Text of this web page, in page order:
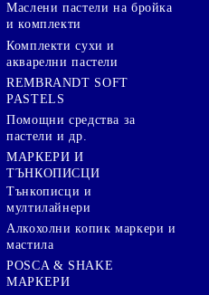
Маслени пастели на бройка
и комплекти
Комплекти сухи и
акварелни пастели
REMBRANDT SOFT
PASTELS
Помощни средства за
пастели и др.
МАРКЕРИ И
ТЪНКОПИСЦИ
Тънкописци и
мултилайнери
Алкохолни копик маркери и
мастила
POSCA & SHAKE
МАРКЕРИ